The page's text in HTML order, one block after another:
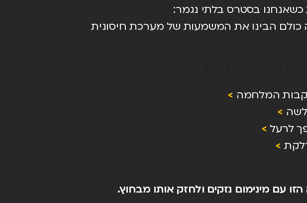
בסטרס בלתי נגמר:
כולם הבינו את המשמעות של מערכת חיסונית
המלחמה >
>
לרעל >
>
עם מינימום נזקים ולחזק אותו מבחוץ.